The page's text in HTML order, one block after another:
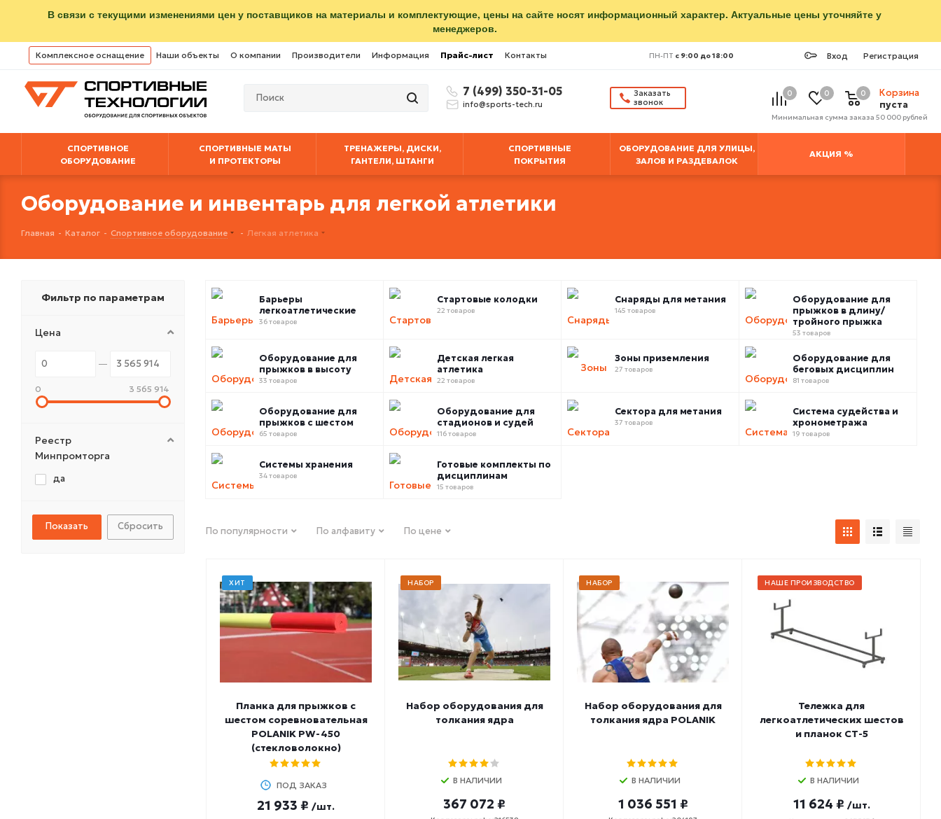
В связи с текущими изменениями цен у поставщиков на материалы и комплектующие, цены на сайте носят информационный характер. Актуальные цены уточняйте у
менеджеров.
Комплексное оснащение Наши объекты О компании Производители Информация Прайс-лист Контакты Вход Регистрация
ПН-ПТ с 9:00 до 18:00
7 (499) 350-31-05
info@sports-tech.ru
Заказать
звонок
0 0
Корзина
пуста
0
Минимальная сумма заказа 50 000 рублей
СПОРТИВНОЕ
ОБОРУДОВАНИЕ
СПОРТИВНЫЕ МАТЫ
И ПРОТЕКТОРЫ
ТРЕНАЖЕРЫ, ДИСКИ,
ГАНТЕЛИ, ШТАНГИ
СПОРТИВНЫЕ
ПОКРЫТИЯ
ОБОРУДОВАНИЕ ДЛЯ УЛИЦЫ,
ЗАЛОВ И РАЗДЕВАЛОК
АКЦИЯ %
Оборудование и инвентарь для легкой атлетики
Главная - Каталог - Спортивное оборудование - Легкая атлетика
Барьеры
легкоатлетические
36 товаров
Стартовые колодки
22 товаров
Снаряды для метания
145 товаров
Оборудование для
прыжков в длину/
тройного прыжка
53 товаров
Оборудование для
прыжков в высоту
33 товаров
Детская легкая
атлетика
22 товаров
Зоны приземления
27 товаров
Оборудование для
беговых дисциплин
81 товаров
Оборудование для
прыжков с шестом
65 товаров
Оборудование для
стадионов и судей
116 товаров
Сектора для метания
37 товаров
Система судейства и
хронометража
19 товаров
Системы хранения
34 товаров
Готовые комплекты по
дисциплинам
15 товаров
По популярности По алфавиту По цене
ХИТ
Планка для прыжков с
шестом соревновательная
POLANIK PW-450
(стекловолокно)
ПОД ЗАКАЗ
21 933 ₽ /шт.
НАБОР
Набор оборудования для
толкания ядра
В НАЛИЧИИ
367 072 ₽
НАБОР
Набор оборудования для
толкания ядра POLANIK
В НАЛИЧИИ
1 036 551 ₽
НАШЕ ПРОИЗВОДСТВО
Тележка для
легкоатлетических шестов
и планок СТ-5
В НАЛИЧИИ
11 624 ₽ /шт.
Фильтр по параметрам
Цена
0 3 565 914
Реестр
Минпромторга
да
Сбросить